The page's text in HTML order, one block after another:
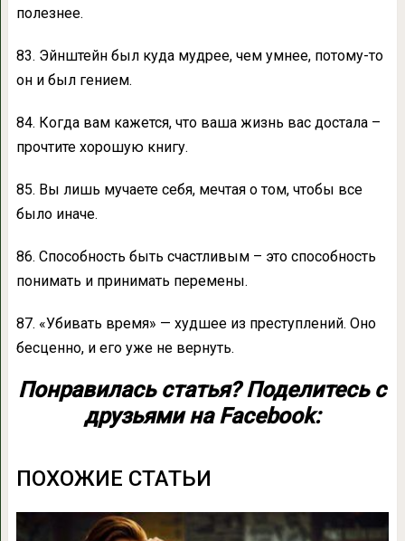
полезнее.
83. Эйнштейн был куда мудрее, чем умнее, потому-то
он и был гением.
84. Когда вам кажется, что ваша жизнь вас достала –
прочтите хорошую книгу.
85. Вы лишь мучаете себя, мечтая о том, чтобы все
было иначе.
86. Способность быть счастливым – это способность
понимать и принимать перемены.
87. «Убивать время» — худшее из преступлений. Оно
бесценно, и его уже не вернуть.​
Понравилась статья? Поделитесь с
друзьями на Facebook:
ПОХОЖИЕ СТАТЬИ